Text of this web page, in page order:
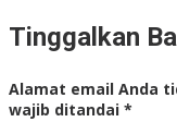
Tinggalkan
Alamat email Anda
wajib ditandai *